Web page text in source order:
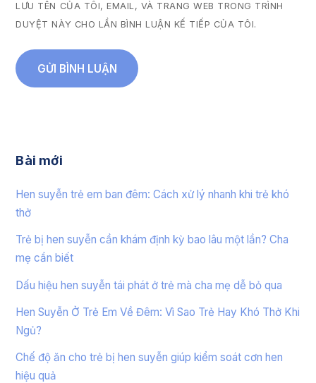
LƯU TÊN CỦA TÔI, EMAIL, VÀ TRANG WEB TRONG TRÌNH
DUYỆT NÀY CHO LẦN BÌNH LUẬN KẾ TIẾP CỦA TÔI.
Bài mới
Hen suyễn trẻ em ban đêm: Cách xử lý nhanh khi trẻ khó
thở
Trẻ bị hen suyễn cần khám định kỳ bao lâu một lần? Cha
mẹ cần biết
Dấu hiệu hen suyễn tái phát ở trẻ mà cha mẹ dễ bỏ qua
Hen Suyễn Ở Trẻ Em Về Đêm: Vì Sao Trẻ Hay Khó Thở Khi
Ngủ?
Chế độ ăn cho trẻ bị hen suyễn giúp kiểm soát cơn hen
hiệu quả